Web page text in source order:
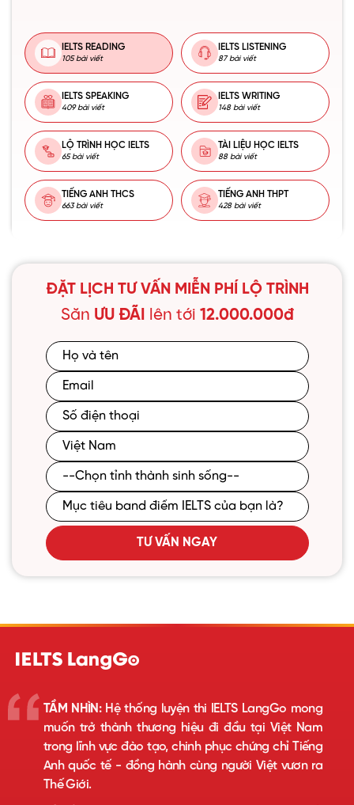
IELTS READING
105 bài viết
IELTS LISTENING
87 bài viết
IELTS SPEAKING
409 bài viết
IELTS WRITING
148 bài viết
LỘ TRÌNH HỌC IELTS
65 bài viết
TÀI LIỆU HỌC IELTS
88 bài viết
TIẾNG ANH THCS
663 bài viết
TIẾNG ANH THPT
428 bài viết
ĐẶT LỊCH TƯ VẤN MIỄN PHÍ LỘ TRÌNH
Săn ƯU ĐÃI lên tới 12.000.000đ
TƯ VẤN NGAY
TẦM NHÌN:Hệ thống luyện thi IELTS LangGo mong
muốn trở thành thương hiệu đi đầu tại Việt Nam
trong lĩnh vực đào tạo, chinh phục chứng chỉ Tiếng
Anh quốc tế - đồng hành cùng người Việt vươn ra
Thế Giới.